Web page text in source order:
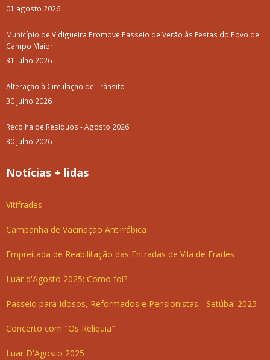
01 agosto 2026
Município de Vidigueira Promove Passeio de Verão às Festas do Povo de
Campo Maior
31 julho 2026
Alteração à Circulação de Trânsito
30 julho 2026
Recolha de Resíduos - Agosto 2026
30 julho 2026
Notícias + lidas
Vitifrades
Campanha de Vacinação Antirrábica
Empreitada de Reabilitação das Entradas de Vila de Frades
Luar d'Agosto 2025: Como foi?
Passeio para Idosos, Reformados e Pensionistas - Setúbal 2025
Concerto com "Os Relíquia"
Luar D'Agosto 2025